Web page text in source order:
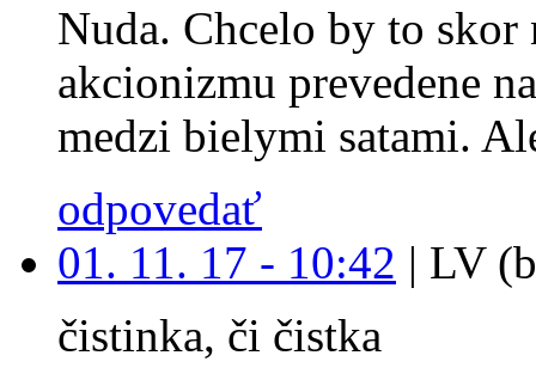
Nuda. Chcelo by to
akcionizmu prevedene
medzi bielymi satami.
odpovedať
01. 11. 17 - 10:42 | LV
čistinka, či čistka